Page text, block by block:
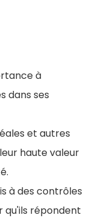
à
dans ses
et autres
haute valeur
à des contrôles
qu'ils répondent